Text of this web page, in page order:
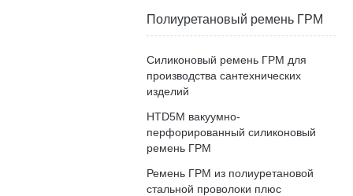
Полиуретановый ремень ГРМ
Силиконовый ремень ГРМ для
производства сантехнических
изделий
HTD5M вакуумно-
перфорированный силиконовый
ремень ГРМ
Ремень ГРМ из полиуретановой
стальной проволоки плюс